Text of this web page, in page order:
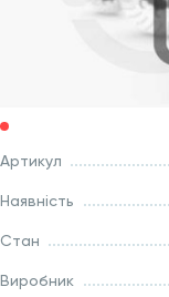
Артикул
Наявність
Стан
Виробник